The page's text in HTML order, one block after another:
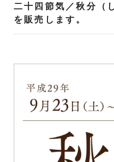
二十四節気／秋分（
を販売します。